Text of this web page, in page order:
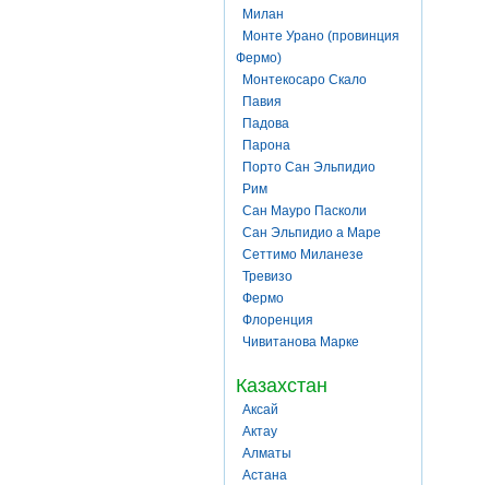
Милан
Монте Урано (провинция
Фермо)
Монтекосаро Скало
Павия
Падова
Парона
Порто Сан Эльпидио
Рим
Сан Мауро Пасколи
Сан Эльпидио а Маре
Сеттимо Миланезе
Тревизо
Фермо
Флоренция
Чивитанова Марке
Казахстан
Аксай
Актау
Алматы
Астана